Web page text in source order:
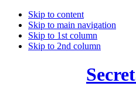
Skip to content
Skip to main navigation
Skip to 1st column
Skip to 2nd column